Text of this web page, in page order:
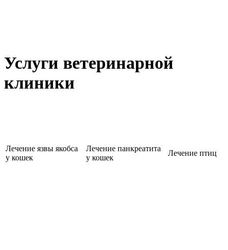
Услуги ветеринарной
клиники
Лечение язвы якобса
у кошек
Лечение панкреатита
у кошек
Лечение птиц